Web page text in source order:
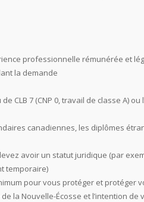
professionnelle rémunérée et
la demande
CLB 7 (CNP 0, travail de classe A)
canadiennes, les diplômes
avoir un statut juridique (par
temporaire)
pour vous protéger et protéger
la Nouvelle-Écosse et l’intention